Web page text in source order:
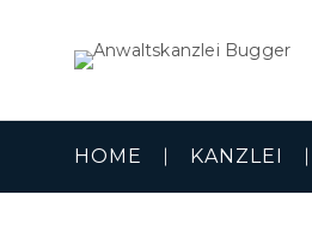
HOME KANZLEI
Suchen